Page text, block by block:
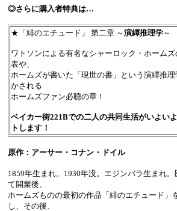
◎さらに購入者特典は…
★「緋のエチュード」 第二章 ～演繹推理学～
ワトソンによる有名なシャーロック・ホーム
表や、
ホームズが書いた「現世の書」という演繹推理
かされる
ホームズファン必聴の章！
ベイカー街221Bでの二人の共同生活がいよい
トします！
原作：アーサー・コナン・ドイル
1859年生まれ。1930年没。エジンバラ生まれ。
て開業後、
ホームズものの最初の作品「緋のエチュード」
し、その後、